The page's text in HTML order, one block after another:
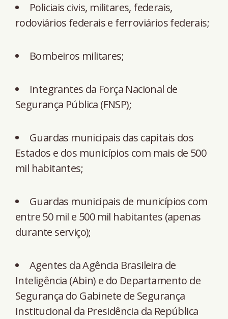
Policiais civis, militares, federais,
rodoviários federais e ferroviários federais;
Bombeiros militares;
Integrantes da Força Nacional de
Segurança Pública (FNSP);
Guardas municipais das capitais dos
Estados e dos municípios com mais de 500
mil habitantes;
Guardas municipais de municípios com
entre 50 mil e 500 mil habitantes (apenas
durante serviço);
Agentes da Agência Brasileira de
Inteligência (Abin) e do Departamento de
Segurança do Gabinete de Segurança
Institucional da Presidência da República